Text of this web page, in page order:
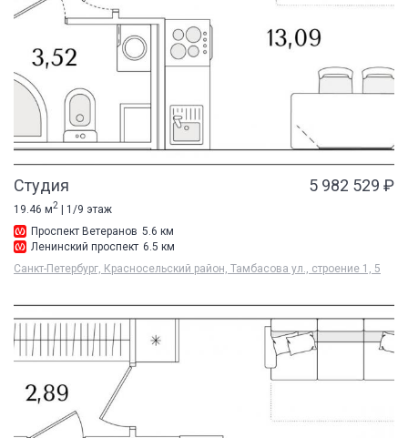
Студия 5 982 529 ₽
19.46 м2 | 1/9 этаж
Проспект Ветеранов 5.6 км
Ленинский проспект 6.5 км
Санкт-Петербург, Красносельский район, Тамбасова ул., строение 1, 5